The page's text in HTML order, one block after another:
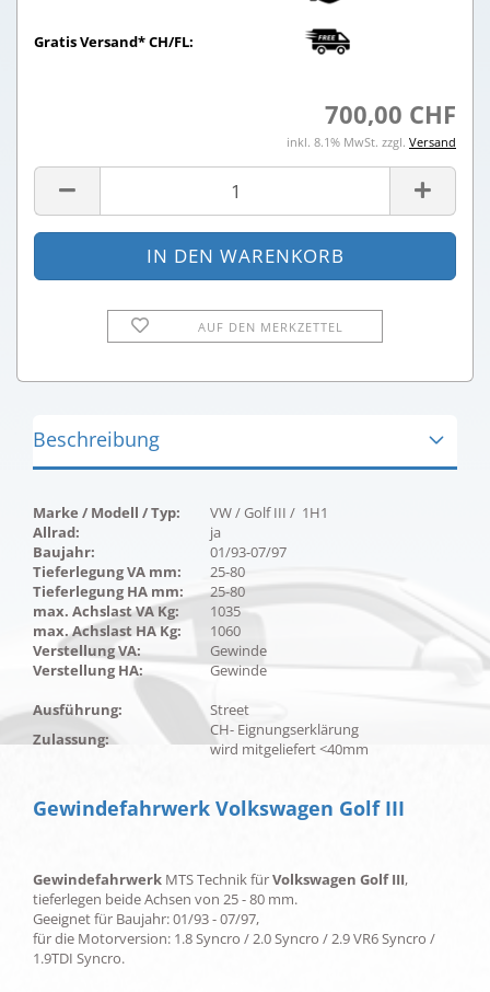
Gratis Versand* CH/FL:
700,00 CHF
inkl. 8.1% MwSt. zzgl. Versand
AUF DEN MERKZETTEL
Beschreibung
Marke / Modell / Typ:
VW / Golf III / 1H1
Allrad:
ja
Baujahr:
01/93-07/97
Tieferlegung VA mm:
25-80
Tieferlegung HA mm:
25-80
max. Achslast VA Kg:
1035
max. Achslast HA Kg:
1060
Verstellung VA:
Gewinde
Verstellung HA:
Gewinde
Ausführung:
Street
Zulassung:
CH- Eignungserklärung
wird mitgeliefert <40mm
Gewindefahrwerk Volkswagen Golf III
Gewindefahrwerk MTS Technik fürVolkswagen Golf III,
tieferlegen beide Achsen von 25 - 80 mm.
Geeignet für Baujahr: 01/93 - 07/97,
für die Motorversion: 1.8 Syncro / 2.0 Syncro / 2.9 VR6 Syncro /
1.9TDI Syncro.